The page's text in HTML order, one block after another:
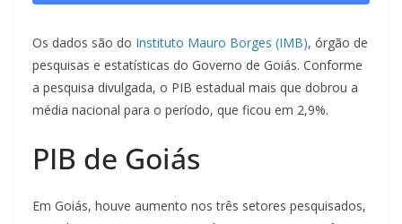
Os dados são do Instituto Mauro Borges (IMB), órgão de
pesquisas e estatísticas do Governo de Goiás. Conforme
a pesquisa divulgada, o PIB estadual mais que dobrou a
média nacional para o período, que ficou em 2,9%.
PIB de Goiás
Em Goiás, houve aumento nos três setores pesquisados,